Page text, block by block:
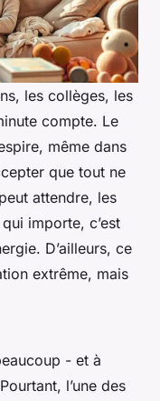
les collèges, les
compte. Le
même dans
que tout ne
attendre, les
importe, c’est
D’ailleurs, ce
extrême, mais
- et à
l’une des